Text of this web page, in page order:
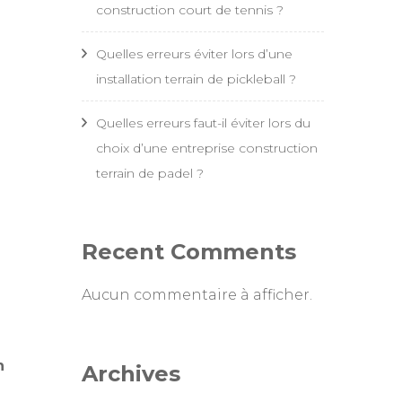
construction court de tennis ?
Quelles erreurs éviter lors d’une
installation terrain de pickleball ?
Quelles erreurs faut-il éviter lors du
choix d’une entreprise construction
terrain de padel ?
Recent Comments
Aucun commentaire à afficher.
Archives